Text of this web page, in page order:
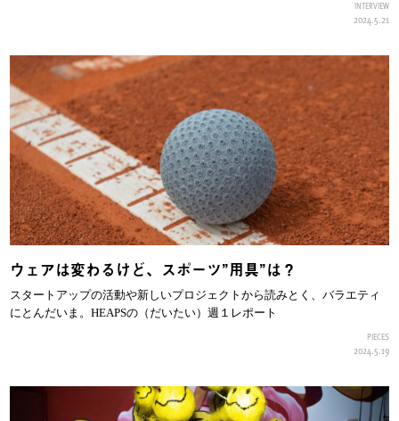
INTERVIEW
2024.5.21
ウェアは変わるけど、スポーツ”用具”は？
スタートアップの活動や新しいプロジェクトから読みとく、バラエティ
にとんだいま。HEAPSの（だいたい）週１レポート
PIECES
2024.5.19